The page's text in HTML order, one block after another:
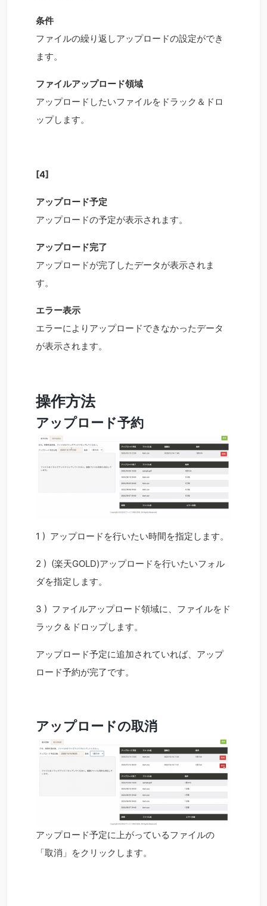
条件
ファイルの繰り返しアップロードの設定ができ
ます。
ファイルアップロード領域
アップロードしたいファイルをドラック＆ドロ
ップします。
[4]
アップロード予定
アップロードの予定が表示されます。
アップロード完了
アップロードが完了したデータが表示されま
す。
エラー表示
エラーによりアップロードできなかったデータ
が表示されます。
操作方法
アップロード予約
1 ) アップロードを行いたい時間を指定します。
2 ) (楽天GOLD)アップロードを行いたいフォル
ダを指定します。
3 ) ファイルアップロード領域に、ファイルをド
ラック＆ドロップします。
アップロード予定に追加されていれば、アップ
ロード予約が完了です。
アップロードの取消
アップロード予定に上がっているファイルの
「取消」をクリックします。